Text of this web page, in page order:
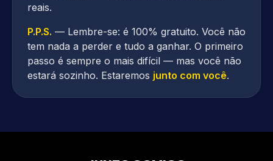
reais.
P.P.S. — Lembre-se: é 100% gratuito. Você não
tem nada a perder e tudo a ganhar. O primeiro
passo é sempre o mais difícil — mas você não
estará sozinho. Estaremos junto com você.